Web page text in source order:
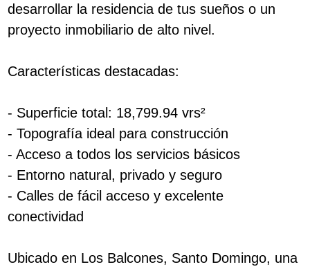
desarrollar la residencia de tus sueños o un
proyecto inmobiliario de alto nivel.
Características destacadas:
- Superficie total: 18,799.94 vrs²
- Topografía ideal para construcción
- Acceso a todos los servicios básicos
- Entorno natural, privado y seguro
- Calles de fácil acceso y excelente
conectividad
Ubicado en Los Balcones, Santo Domingo, una